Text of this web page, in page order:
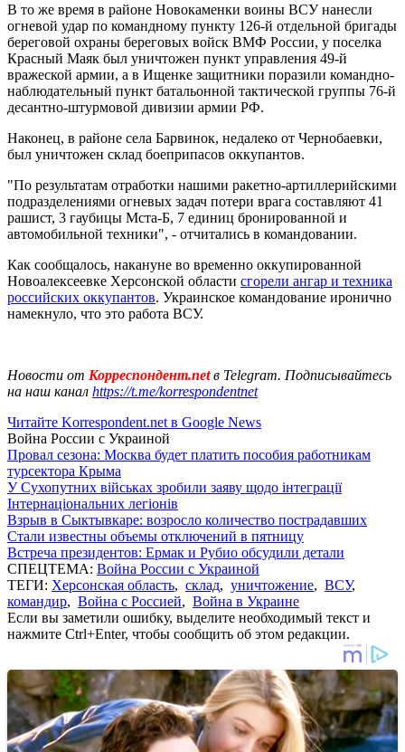
В то же время в районе Новокаменки воины ВСУ нанесли
огневой удар по командному пункту 126-й отдельной бригады
береговой охраны береговых войск ВМФ России, у поселка
Красный Маяк был уничтожен пункт управления 49-й
вражеской армии, а в Ищенке защитники поразили командно-
наблюдательный пункт батальонной тактической группы 76-й
десантно-штурмовой дивизии армии РФ.
Наконец, в районе села Барвинок, недалеко от Чернобаевки,
был уничтожен склад боеприпасов оккупантов.
"По результатам отработки нашими ракетно-артиллерийскими
подразделениями огневых задач потери врага составляют 41
рашист, 3 гаубицы Мста-Б, 7 единиц бронированной и
автомобильной техники", - отчитались в командовании.
Как сообщалось, накануне во временно оккупированной
Новоалексеевке Херсонской области сгорели ангар и техника
российских оккупантов. Украинское командование иронично
намекнуло, что это работа ВСУ.
Новости от Корреспондент.netв Telegram. Подписывайтесь
на наш канал https://t.me/korrespondentnet
Читайте Korrespondent.net в Google News
Война России с Украиной
Провал сезона: Москва будет платить пособия работникам
турсектора Крыма
У Сухопутних військах зробили заяву щодо інтеграції
Інтернаціональних легіонів
Взрыв в Сыктывкаре: возросло количество пострадавших
Стали известны объемы отключений в пятницу
Встреча президентов: Ермак и Рубио обсудили детали
СПЕЦТЕМА: Война России с Украиной
ТЕГИ: Херсонская область, склад, уничтожение, ВСУ,
командир, Война с Россией, Война в Украине
Если вы заметили ошибку, выделите необходимый текст и
нажмите Ctrl+Enter, чтобы сообщить об этом редакции.